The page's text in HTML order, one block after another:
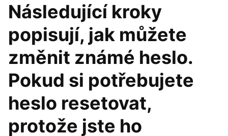
Následující kroky
popisují, jak můžete
změnit známé heslo.
Pokud si potřebujete
heslo resetovat,
protože jste ho